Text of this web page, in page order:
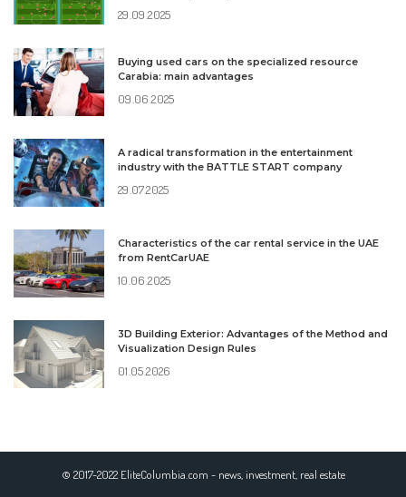
29.09.2025
Buying used cars on the specialized resource
Carabia: main advantages
09.06.2025
A radical transformation in the entertainment
industry with the BATTLE START company
29.07.2025
Characteristics of the car rental service in the UAE
from RentCarUAE
10.06.2025
3D Building Exterior: Advantages of the Method and
Visualization Design Rules
01.05.2026
© 2017-2022 EliteColumbia.com - news, investment, real estate